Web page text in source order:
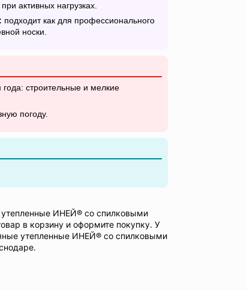
активных нагрузках.
подходит как для профессионального
носки.
строительные и мелкие
погоду.
ИНЕЙ® со спилковыми
в корзину и оформите покупку. У
утепленные ИНЕЙ® со спилковыми